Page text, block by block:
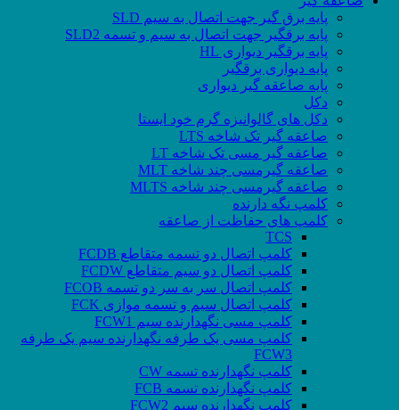
پایه برق گیر جهت اتصال به سیم SLD
پایه برقگیر جهت اتصال به سیم و تسمه SLD2
پایه برقگیر دیواری HL
پایه دیواری برقگیر
پایه صاعقه گیر دیواری
دکل
دکل های گالوانیزه گرم خود ایستا
صاعقه گیر تک شاخه LTS
صاعقه گیر مسی تک شاخه LT
صاعقه گیرمسی چند شاخه MLT
صاعقه گیرمسی چند شاخه MLTS
کلمپ نگه دارنده
کلمپ های حفاظت از صاعقه
TCS
کلمپ اتصال دو تسمه متقاطع FCDB
کلمپ اتصال دو سیم متقاطع FCDW
کلمپ اتصال سر به سر دو تسمه FCOB
کلمپ اتصال سیم و تسمه موازی FCK
کلمپ مسی نگهدارنده سیم FCW1
کلمپ مسی یک طرفه نگهدارنده سیم یک طرفه
FCW3
کلمپ نگهدارنده تسمه CW
کلمپ نگهدارنده تسمه FCB
کلمپ نگهدارنده سیم FCW2